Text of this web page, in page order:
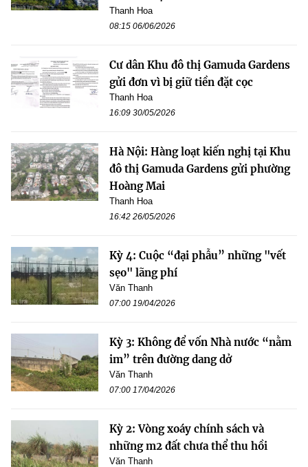
Thanh Hoa
08:15 06/06/2026
Cư dân Khu đô thị Gamuda Gardens
gửi đơn vì bị giữ tiền đặt cọc
Thanh Hoa
16:09 30/05/2026
Hà Nội: Hàng loạt kiến nghị tại Khu
đô thị Gamuda Gardens gửi phường
Hoàng Mai
Thanh Hoa
16:42 26/05/2026
Kỳ 4: Cuộc “đại phẫu” những "vết
sẹo" lãng phí
Văn Thanh
07:00 19/04/2026
Kỳ 3: Không để vốn Nhà nước “nằm
im” trên đường dang dở
Văn Thanh
07:00 17/04/2026
Kỳ 2: Vòng xoáy chính sách và
những m2 đất chưa thể thu hồi
Văn Thanh